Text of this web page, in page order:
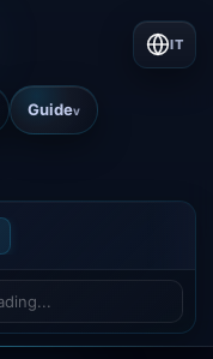
Guidev
IT